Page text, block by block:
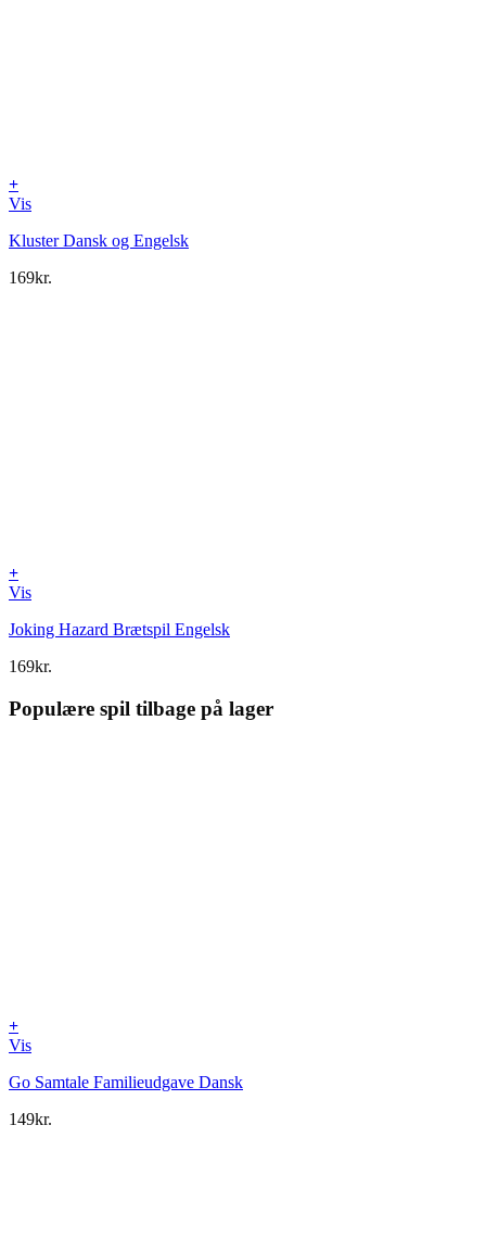
+
Vis
Kluster Dansk og Engelsk
169kr.
+
Vis
Joking Hazard Brætspil Engelsk
169kr.
Populære spil tilbage på lager
+
Vis
Go Samtale Familieudgave Dansk
149kr.